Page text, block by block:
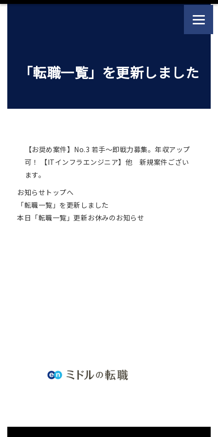
「転職一覧」を更新しました
【お奨め案件】No.3 若手～即戦力募集。年収アップ
可！ 【ITインフラエンジニア】他 新規案件ござい
ます。
お知らせトップへ
「転職一覧」を更新しました
本日「転職一覧」更新お休みのお知らせ